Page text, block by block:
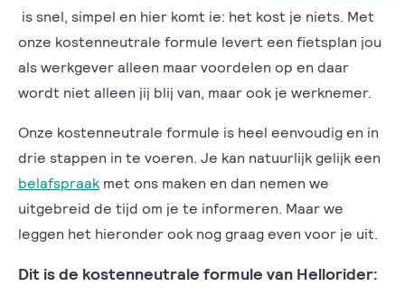
is snel, simpel en hier komt ie: het kost je niets. Met
onze kostenneutrale formule levert een fietsplan jou
als werkgever alleen maar voordelen op en daar
wordt niet alleen jij blij van, maar ook je werknemer.
Onze kostenneutrale formule is heel eenvoudig en in
drie stappen in te voeren. Je kan natuurlijk gelijk een
belafspraak met ons maken en dan nemen we
uitgebreid de tijd om je te informeren. Maar we
leggen het hieronder ook nog graag even voor je uit.
Dit is de kostenneutrale formule van Hellorider: